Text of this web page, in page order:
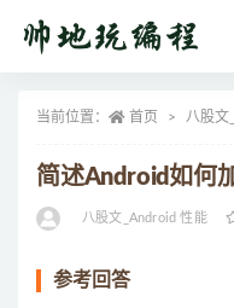
当前位置： 首页 八股文
简述Android如何
八股文_Android 性能
参考回答